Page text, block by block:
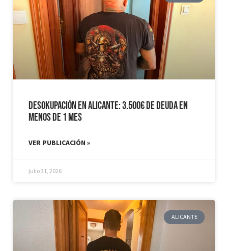
Desokupación en Alicante: 3.500€ de Deuda en
Menos de 1 mes
VER PUBLICACIÓN »
julio 31, 2026
ALICANTE